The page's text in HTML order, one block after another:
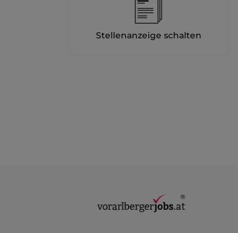
Stellenanzeige schalten